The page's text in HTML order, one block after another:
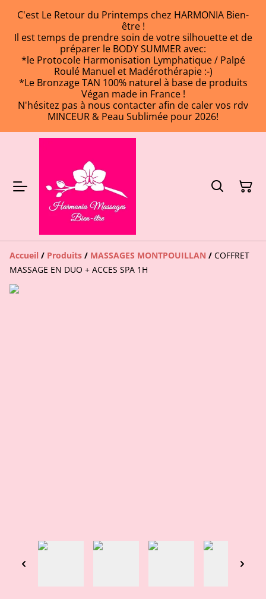
C'est Le Retour du Printemps chez HARMONIA Bien-
être !
Il est temps de prendre soin de votre silhouette et de
préparer le BODY SUMMER avec:
*le Protocole Harmonisation Lymphatique / Palpé
Roulé Manuel et Madérothérapie :-)
*Le Bronzage TAN 100% naturel à base de produits
Végan made in France !
N'hésitez pas à nous contacter afin de caler vos rdv
MINCEUR & Peau Sublimée pour 2026!
Accueil / Produits / MASSAGES MONTPOUILLAN / COFFRET
MASSAGE EN DUO + ACCES SPA 1H